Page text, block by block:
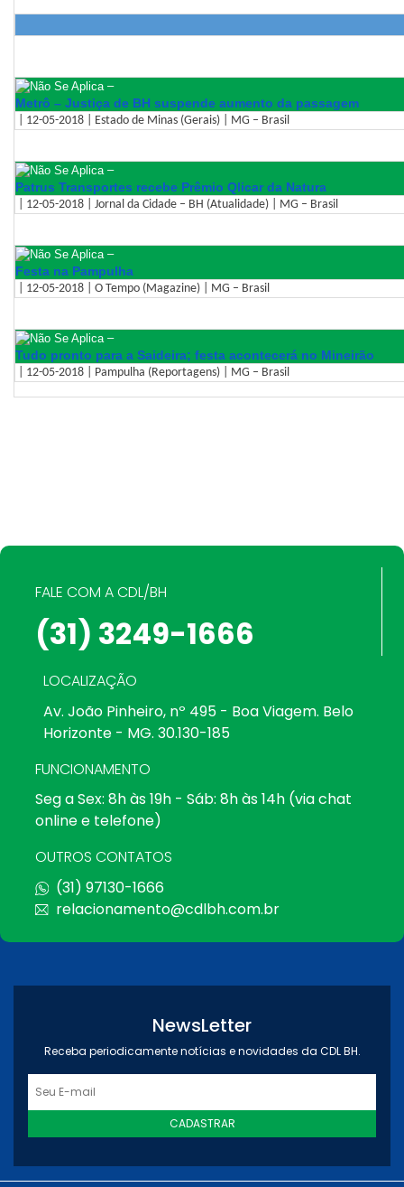
–
Metrô – Justiça de BH suspende aumento da passagem
| 12-05-2018 | Estado de Minas (Gerais) | MG – Brasil
–
Patrus Transportes recebe Prêmio Qlicar da Natura
| 12-05-2018 | Jornal da Cidade – BH (Atualidade) | MG – Brasil
–
Festa na Pampulha
| 12-05-2018 | O Tempo (Magazine) | MG – Brasil
–
Tudo pronto para a Saideira; festa acontecerá no Mineirão
| 12-05-2018 | Pampulha (Reportagens) | MG – Brasil
FALE COM A CDL/BH
(31) 3249-1666
LOCALIZAÇÃO
Av. João Pinheiro, nº 495 - Boa Viagem. Belo
Horizonte - MG. 30.130-185
FUNCIONAMENTO
Seg a Sex: 8h às 19h - Sáb: 8h às 14h (via chat
online e telefone)
OUTROS CONTATOS
(31) 97130-1666
relacionamento@cdlbh.com.br
NewsLetter
Receba periodicamente notícias e novidades da CDL BH.
CADASTRAR